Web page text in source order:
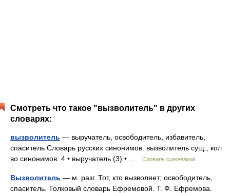
Смотреть что такое "вызволитель" в других
словарях:
вызволитель — выручатель, освободитель, избавитель,
спаситель Словарь русских синонимов. вызволитель сущ., кол
во синонимов: 4 • выручатель (3) • …
Словарь синонимов
Вызволитель — м. разг. Тот, кто вызволяет; освободитель,
спаситель. Толковый словарь Ефремовой. Т. Ф. Ефремова.